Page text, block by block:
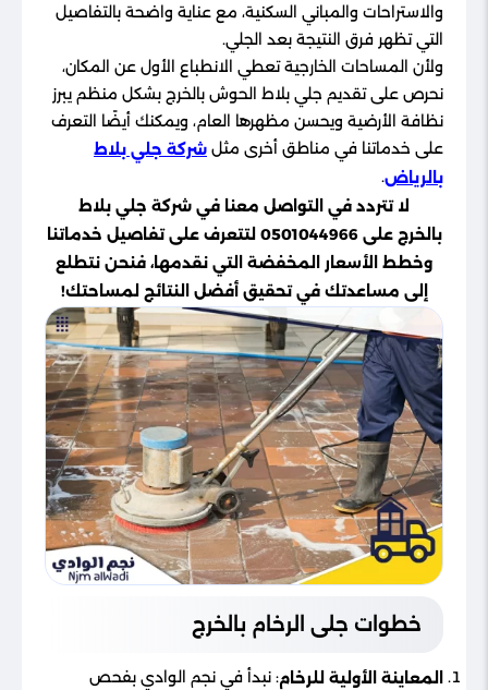
والاستراحات والمباني السكنية، مع عناية واضحة بالتفاصيل
التي تظهر فرق النتيجة بعد الجلي.
ولأن المساحات الخارجية تعطي الانطباع الأول عن المكان،
نحرص على تقديم جلي بلاط الحوش بالخرج بشكل منظم يبرز
نظافة الأرضية ويحسن مظهرها العام، ويمكنك أيضًا التعرف
على خدماتنا في مناطق أخرى مثل شركة جلي بلاط
بالرياض.
لا تتردد في التواصل معنا في شركة جلي بلاط
بالخرج على 0501044966 لتتعرف على تفاصيل خدماتنا
وخطط الأسعار المخفضة التي نقدمها، فنحن نتطلع
إلى مساعدتك في تحقيق أفضل النتائج لمساحتك!
خطوات جلى الرخام بالخرج
المعاينة الأولية للرخام: نبدأ في نجم الوادي بفحص